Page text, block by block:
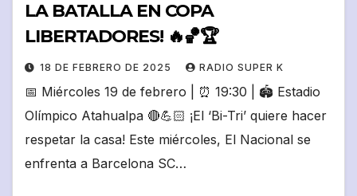
LA BATALLA EN COPA
LIBERTADORES! 🔥🏀🏆
18 DE FEBRERO DE 2025 RADIO SUPER K
📅 Miércoles 19 de febrero | ⏰ 19:30 | 🏟️ Estadio
Olímpico Atahualpa 🔴💪🏻 ¡El ‘Bi-Tri’ quiere hacer
respetar la casa! Este miércoles, El Nacional se
enfrenta a Barcelona SC…